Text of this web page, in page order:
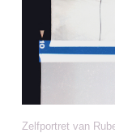
Zelfportret van